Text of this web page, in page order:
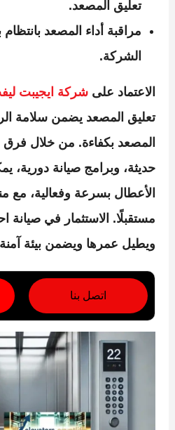
تعليق المصعد.
مراقبة أداء المصعد
الشركة.
الاعتماد على شركة ايجيبت
تعليق المصعد يضمن سلامة
المصعد بكفاءة. من خلال
حديثة، وبرامج صيانة دورية،
الأعطال بسرعة وفعالية، مع
مستقبلًا. الاستثمار في صيانة
ويطيل عمرها ويضمن بيئة
اتصل بنا